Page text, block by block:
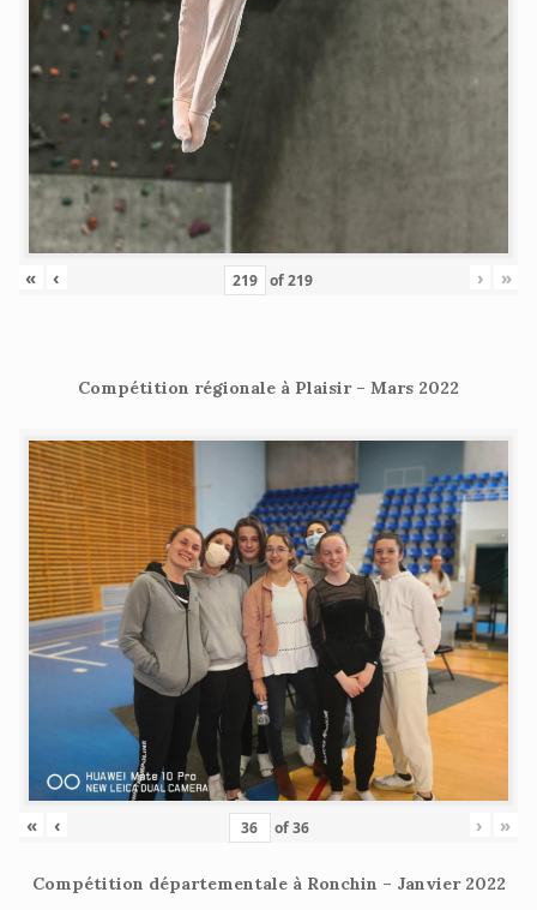
« ‹ of219 › »
Compétition régionale à Plaisir – Mars 2022
« ‹ of36 › »
Compétition départementale à Ronchin – Janvier 2022